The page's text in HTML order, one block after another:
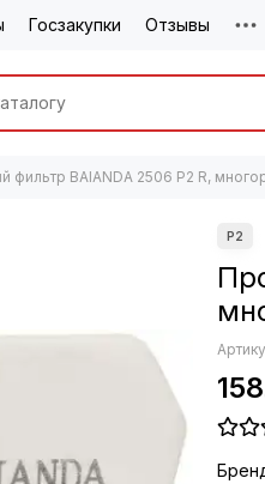
Госзакупки Отзывы
фильтр BAIANDA 2506 P2 R,